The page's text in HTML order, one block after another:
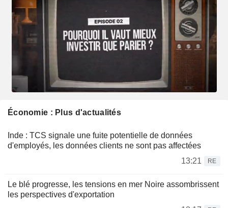
Économie : Plus d'actualités
Inde : TCS signale une fuite potentielle de données
d'employés, les données clients ne sont pas affectées
13:21
RE
Le blé progresse, les tensions en mer Noire assombrissent
les perspectives d'exportation